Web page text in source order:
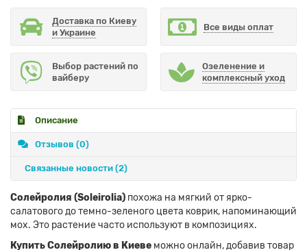
Доставка по Киеву
и Украине
Все виды оплат
Выбор растений по
вайберу
Озеленение и
комплексный уход
Описание
Отзывов (0)
Связанные новости (2)
Солейролия (Soleirolia) похожа на мягкий от ярко-
салатового до темно-зеленого цвета коврик, напоминающий
мох. Это растение часто используют в композициях.
Купить Солейролию в Киеве можно онлайн, добавив товар